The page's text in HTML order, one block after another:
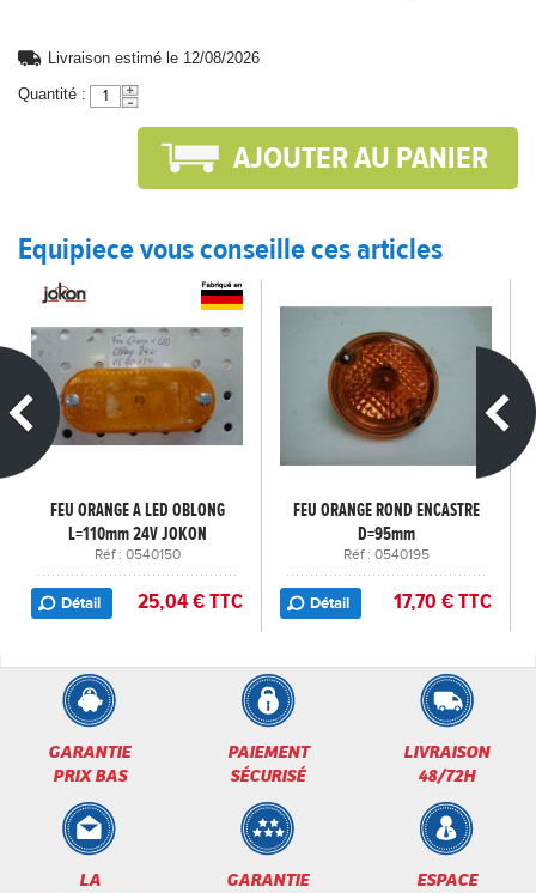
Livraison estimé le 12/08/2026
Quantité :
Equipiece vous conseille ces articles
FEU ORANGE A LED OBLONG
L=110mm 24V JOKON
Réf : 0540150
Détail 25,04 € TTC
FEU ORANGE ROND ENCASTRE
D=95mm
Réf : 0540195
Détail 17,70 € TTC
GARANTIE
PRIX BAS
PAIEMENT
SÉCURISÉ
LIVRAISON
48/72H
LA
GARANTIE
ESPACE